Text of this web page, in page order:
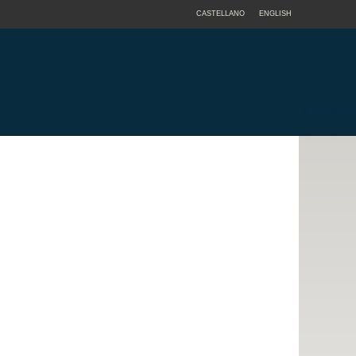
CASTELLANO ENGLISH